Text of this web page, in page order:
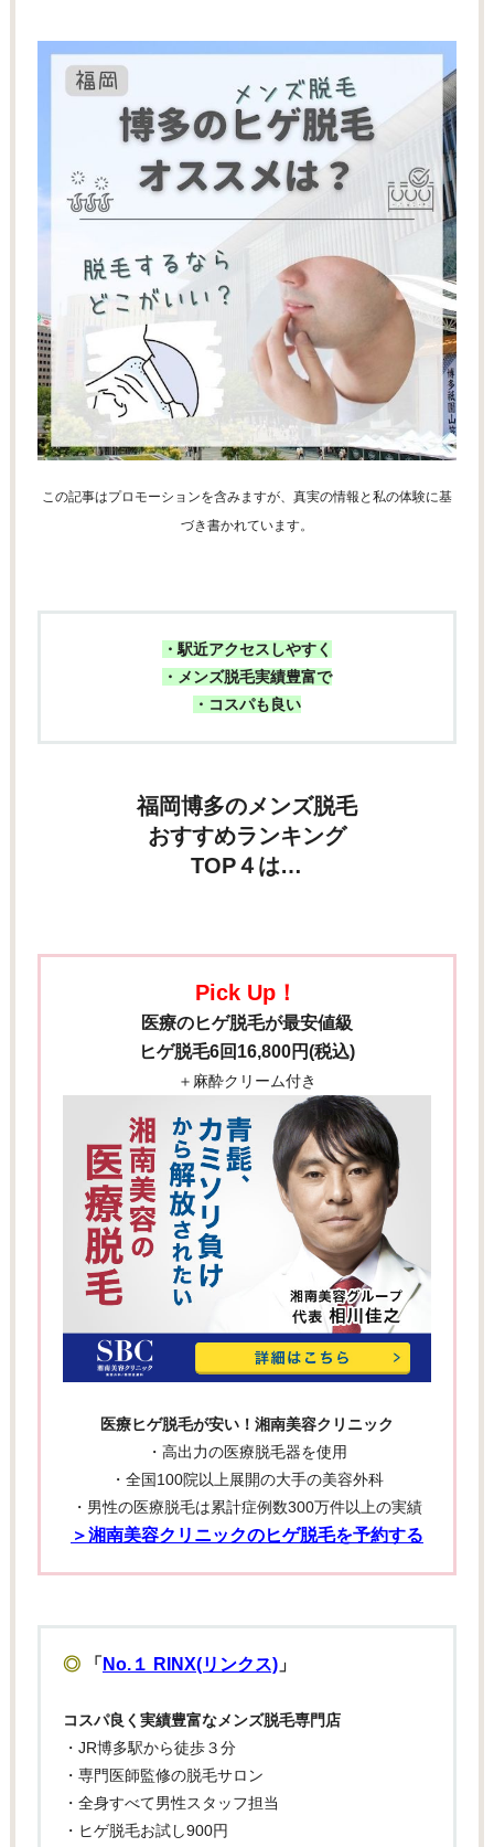
この記事はプロモーションを含みますが、真実の情報と私の体験に基
づき書かれています。
・駅近アクセスしやすく
・メンズ脱毛実績豊富で
・コスパも良い
福岡博多のメンズ脱毛
おすすめランキング
TOP４は…
Pick Up！
医療のヒゲ脱毛が最安値級
ヒゲ脱毛6回16,800円(税込)
＋麻酔クリーム付き
医療ヒゲ脱毛が安い！湘南美容クリニック
・高出力の医療脱毛器を使用
・全国100院以上展開の大手の美容外科
・男性の医療脱毛は累計症例数300万件以上の実績
＞湘南美容クリニックのヒゲ脱毛を予約する
◎「 No.１ RINX(リンクス)」
コスパ良く実績豊富なメンズ脱毛専門店
・JR博多駅から徒歩３分
・専門医師監修の脱毛サロン
・全身すべて男性スタッフ担当
・ヒゲ脱毛お試し900円